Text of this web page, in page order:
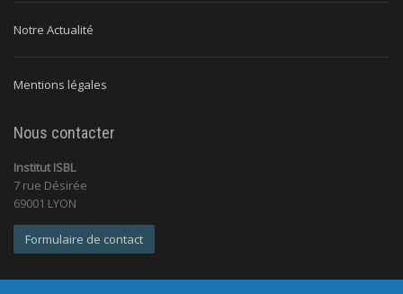
Notre Actualité
Mentions légales
Nous contacter
Institut ISBL
7 rue Désirée
69001 LYON
Formulaire de contact